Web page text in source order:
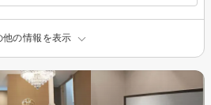
他の情報を表示